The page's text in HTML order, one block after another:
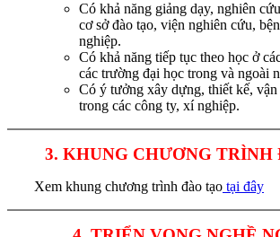
Có khả năng giảng dạy, nghiên
cơ sở đào tạo, viện nghiên cứu,
nghiệp.
Có khả năng tiếp tục theo học ở
các trường đại học trong và ngoài
Có ý tưởng xây dựng, thiết kế, vận
trong các công ty, xí nghiệp.
3. KHUNG CHƯƠNG TRÌNH
Xem khung chương trình đào tạo tại đây